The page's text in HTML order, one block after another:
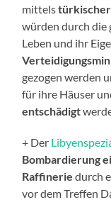
mittels
würden durch die
Leben und ihr
gezogen werden
für ihre Häuser
entschädigt
+ Der
Bombardierung
Raffinerie durch
vor dem Treffen